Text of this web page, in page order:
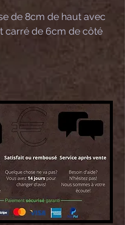
de 8cm de haut avec
carré de 6cm de côté